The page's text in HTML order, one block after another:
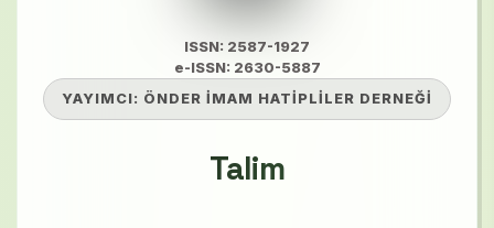
ISSN: 2587-1927
e-ISSN: 2630-5887
YAYIMCI: ÖNDER İMAM HATİPLİLER DERNEĞİ
Talim